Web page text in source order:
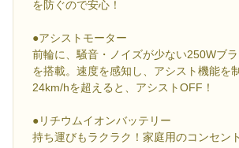
を防ぐので安心！
●アシストモーター
前輪に、騒音・ノイズが少ない250Wブ
を搭載。速度を感知し、アシスト機能を
24km/hを超えると、アシストOFF！
●リチウムイオンバッテリー
持ち運びもラクラク！家庭用のコンセン